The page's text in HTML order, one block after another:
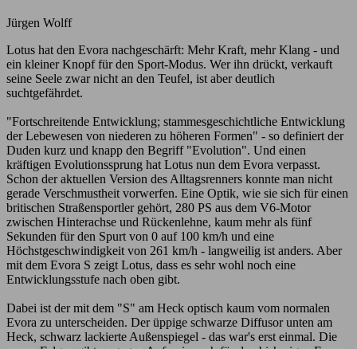
Jürgen Wolff
Lotus hat den Evora nachgeschärft: Mehr Kraft, mehr Klang - und
ein kleiner Knopf für den Sport-Modus. Wer ihn drückt, verkauft
seine Seele zwar nicht an den Teufel, ist aber deutlich
suchtgefährdet.
"Fortschreitende Entwicklung; stammesgeschichtliche Entwicklung
der Lebewesen von niederen zu höheren Formen" - so definiert der
Duden kurz und knapp den Begriff "Evolution". Und einen
kräftigen Evolutionssprung hat Lotus nun dem Evora verpasst.
Schon der aktuellen Version des Alltagsrenners konnte man nicht
gerade Verschmustheit vorwerfen. Eine Optik, wie sie sich für einen
britischen Straßensportler gehört, 280 PS aus dem V6-Motor
zwischen Hinterachse und Rückenlehne, kaum mehr als fünf
Sekunden für den Spurt von 0 auf 100 km/h und eine
Höchstgeschwindigkeit von 261 km/h - langweilig ist anders. Aber
mit dem Evora S zeigt Lotus, dass es sehr wohl noch eine
Entwicklungsstufe nach oben gibt.
Dabei ist der mit dem "S" am Heck optisch kaum vom normalen
Evora zu unterscheiden. Der üppige schwarze Diffusor unten am
Heck, schwarz lackierte Außenspiegel - das war's erst einmal. Die